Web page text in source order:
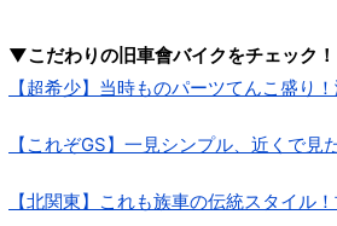
▼こだわりの旧車會バイクをチェック！
【超希少】当時ものパーツてんこ盛り
【これぞGS】一見シンプル、近くで
【北関東】これも族車の伝統スタイル